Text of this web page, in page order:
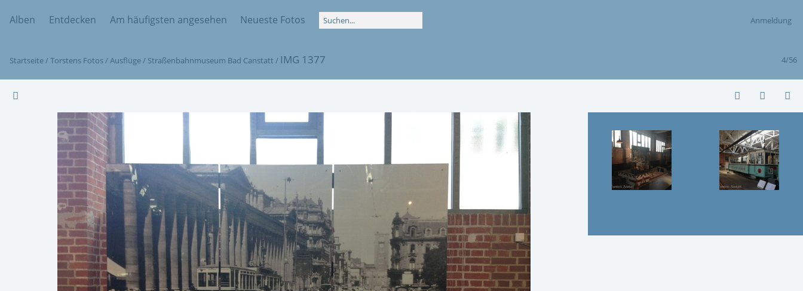
Alben Entdecken Am häufigsten angesehen Neueste Fotos Anmeldung
4/56
Startseite/Torstens Fotos/Ausflüge/ Straßenbahnmuseum Bad Canstatt / IMG 1377